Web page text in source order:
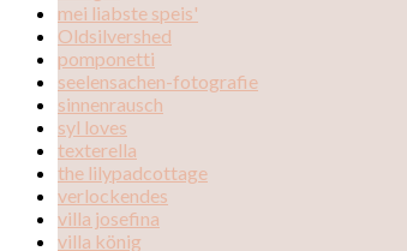
mei liabste speis'
Oldsilvershed
pomponetti
seelensachen-fotografie
sinnenrausch
syl loves
texterella
the lilypadcottage
verlockendes
villa josefina
villa könig